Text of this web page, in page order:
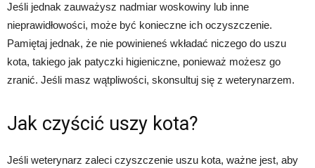
Jeśli jednak zauważysz nadmiar woskowiny lub inne
nieprawidłowości, może być konieczne ich oczyszczenie.
Pamiętaj jednak, że nie powinieneś wkładać niczego do uszu
kota, takiego jak patyczki higieniczne, ponieważ możesz go
zranić. Jeśli masz wątpliwości, skonsultuj się z weterynarzem.
Jak czyścić uszy kota?
Jeśli weterynarz zaleci czyszczenie uszu kota, ważne jest, aby